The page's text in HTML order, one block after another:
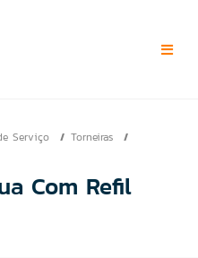
Serviço
Torneiras
Com Refil